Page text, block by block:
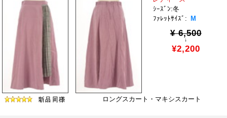
ｼｰｽﾞﾝ:冬
ﾌｧﾚｯﾄｻｲｽﾞ:
M
¥ 6,500
↓
¥2,200
ロングスカート・マキシスカート